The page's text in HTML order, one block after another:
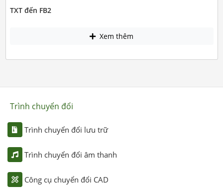
TXT đến FB2
Xem thêm
Trình chuyển đổi
Trình chuyển đổi lưu trữ
Trình chuyển đổi âm thanh
Công cụ chuyển đổi CAD